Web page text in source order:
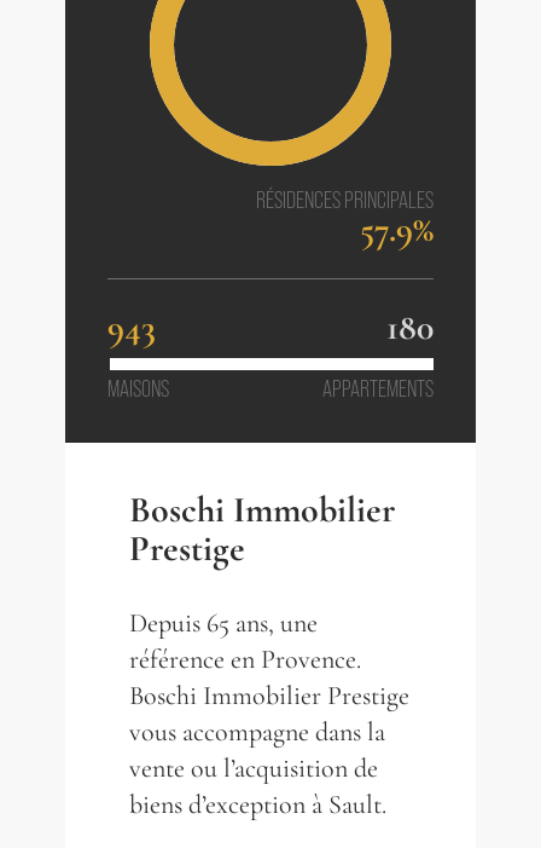
RÉSIDENCES PRINCIPALES
57.9%
943 180
MAISONS APPARTEMENTS
Boschi Immobilier
Prestige
Depuis 65 ans, une
référence en Provence.
Boschi Immobilier Prestige
vous accompagne dans la
vente ou l’acquisition de
biens d’exception à Sault.